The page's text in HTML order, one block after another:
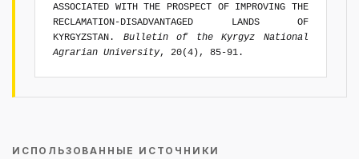
ASSOCIATED WITH THE PROSPECT OF IMPROVING THE
RECLAMATION-DISADVANTAGED LANDS OF
KYRGYZSTAN. Bulletin of the Kyrgyz National
Agrarian University, 20(4), 85-91.
ИСПОЛЬЗОВАННЫЕ ИСТОЧНИКИ